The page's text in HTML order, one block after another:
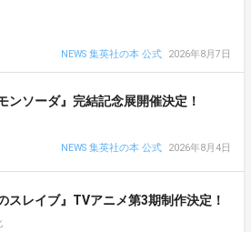
NEWS 集英社の本 公式
2026年8月7日
ンソーダ』完結記念展開催決定！
NEWS 集英社の本 公式
2026年8月4日
スレイブ』TVアニメ第3期制作決定！